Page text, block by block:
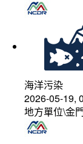
海洋污染
2026-05-19,
地方單位\金